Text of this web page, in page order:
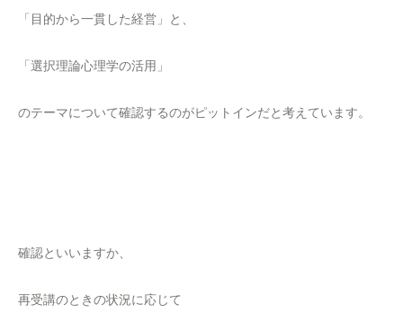
「目的から一貫した経営」と、
「選択理論心理学の活用」
のテーマについて確認するのがピットインだと考えています。
確認といいますか、
再受講のときの状況に応じて